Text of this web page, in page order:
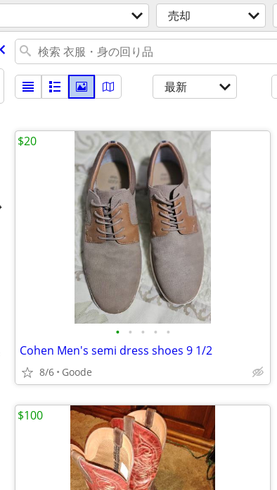
売却
最新
• • • • •
Cohen Men's semi dress shoes 9 1/2
8/6 Goode
$20
$100